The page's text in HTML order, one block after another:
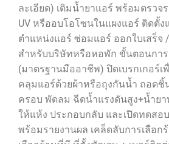
ละเอียด) เติมน้ำยาแอร์ พร้อมตรวจ
UV หรืออบโอโซนในแผงแอร์ ติดตั้ง
ตำแหน่งแอร์ ซ่อมแอร์ ออกใบเสร็จ
สำหรับบริษัทหรือหอพัก ขั้นตอนกา
(มาตรฐานมืออาชีพ) ปิดเบรกเกอร์
คลุมแอร์ด้วยผ้าหรือถุงกันน้ำ ถอดชิ้
ครอบ พัดลม ฉีดน้ำแรงดันสูง+น้ำยา
ให้แห้ง ประกอบกลับ และเปิดทดสอ
พร้อมรายงานผล เคล็ดลับการเลือก